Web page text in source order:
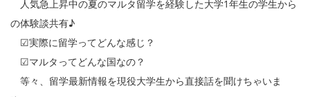
人気急上昇中の夏のマルタ留学を経験した大学1年生の学生から
の体験談共有♪
☑実際に留学ってどんな感じ？
☑マルタってどんな国なの？
等々、留学最新情報を現役大学生から直接話を聞けちゃいま